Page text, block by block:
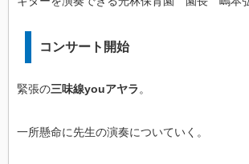
コンサート開始
緊張の三味線youアヤラ 。
一所懸命に先生の演奏についていく。